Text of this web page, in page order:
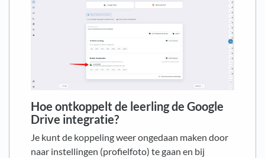
Hoe ontkoppelt de leerling de Google
Drive integratie?
Je kunt de koppeling weer ongedaan maken door
naar instellingen (profielfoto) te gaan en bij